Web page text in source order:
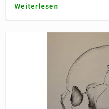
Weiterlesen